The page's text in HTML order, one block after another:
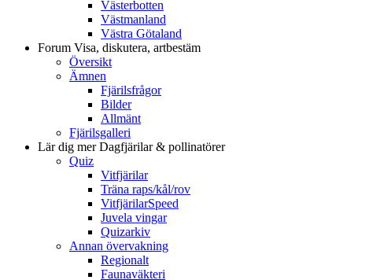
Västerbotten
Västmanland
Västra Götaland
Forum Visa, diskutera, artbestäm
Översikt
Ämnen
Fjärilsfrågor
Bilder
Allmänt
Fjärilsgalleri
Lär dig merDagfjärilar & pollinatörer
Quiz
Vitfjärilar
Träna raps/kål/rov
VitfjärilarSpeed
Juvela vingar
Quizarkiv
Annan övervakning
Regionalt
Faunaväkteri